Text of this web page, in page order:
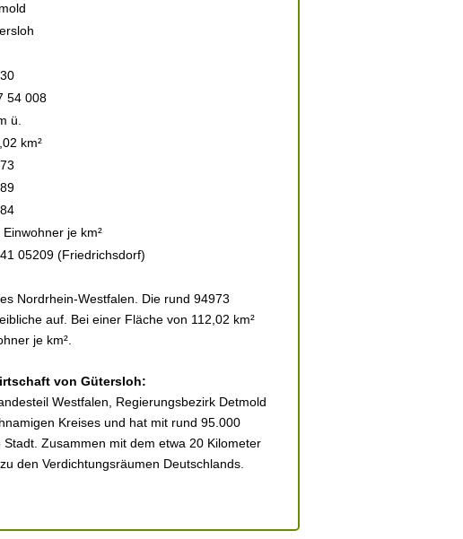
54 008
ü.
km²
Einwohner je km²
05209 (Friedrichsdorf)
Nordrhein-Westfalen. Die rund 94973
auf. Bei einer Fläche von 112,02 km²
je km².
von Gütersloh:
Westfalen, Regierungsbezirk Detmold
Kreises und hat mit rund 95.000
Zusammen mit dem etwa 20 Kilometer
den Verdichtungsräumen Deutschlands.